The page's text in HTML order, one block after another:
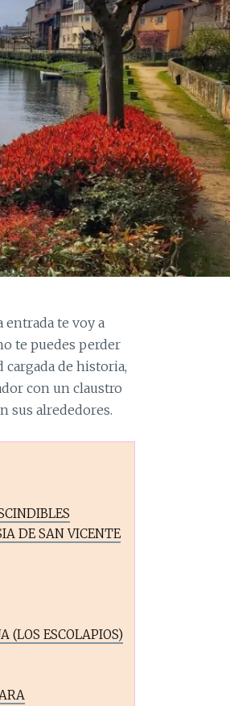
entrada te voy a
te puedes perder
cargada de historia,
con un claustro
sus alrededores.
DE SAN VICENTE
(LOS ESCOLAPIOS)